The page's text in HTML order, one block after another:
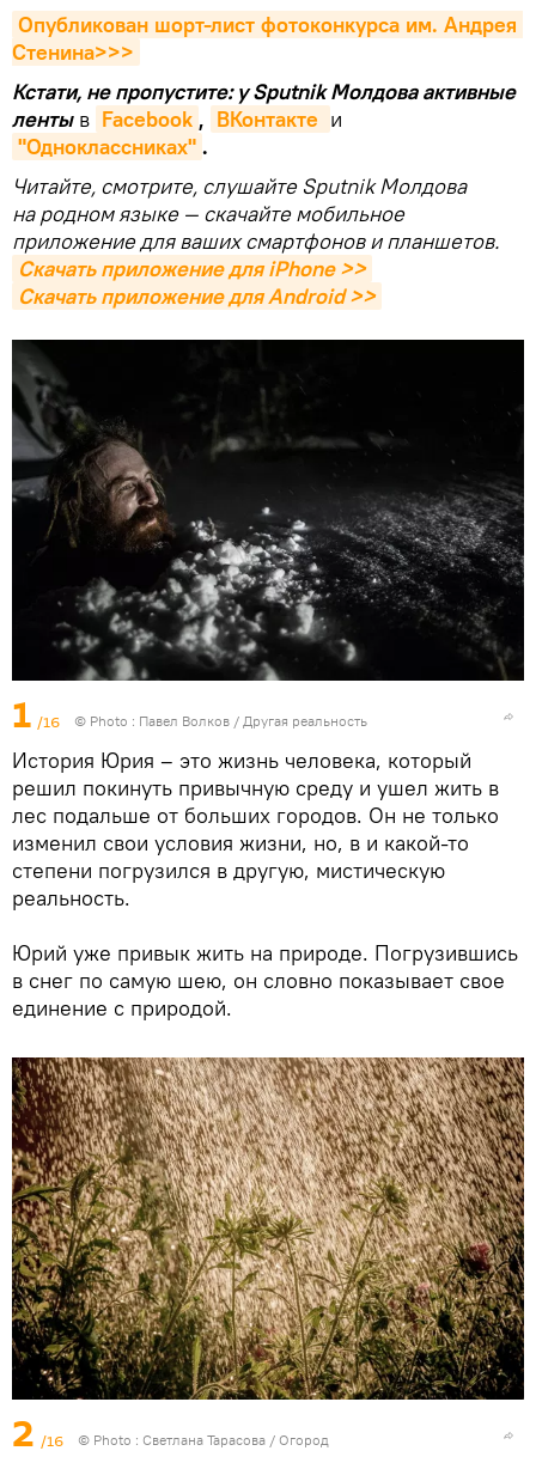
Опубликован шорт-лист фотоконкурса им. Андрея
Стенина>>>
Кстати, не пропустите: у Sputnik Молдова активные
ленты в Facebook , ВКонтакте и
"Одноклассниках" .
Читайте, смотрите, слушайте Sputnik Молдова
на родном языке — скачайте мобильное
приложение для ваших смартфонов и планшетов.
Скачать приложение для iPhone >>
Скачать приложение для Android >>
1 /16 © Photo : Павел Волков / Другая реальность
История Юрия – это жизнь человека, который
решил покинуть привычную среду и ушел жить в
лес подальше от больших городов. Он не только
изменил свои условия жизни, но, в и какой-то
степени погрузился в другую, мистическую
реальность.
Юрий уже привык жить на природе. Погрузившись
в снег по самую шею, он словно показывает свое
единение с природой.
2 /16 © Photo : Светлана Тарасова / Огород